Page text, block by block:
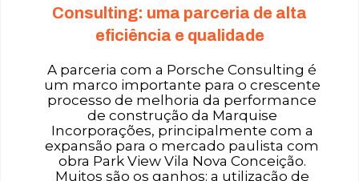
Consulting: uma parceria de alta
eficiência e qualidade
A parceria com a Porsche Consulting é
um marco importante para o crescente
processo de melhoria da performance
de construção da Marquise
Incorporações, principalmente com a
expansão para o mercado paulista com
obra Park View Vila Nova Conceição.
Muitos são os ganhos: a utilização de